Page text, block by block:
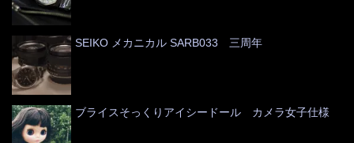
SEIKO メカニカル SARB033 三周年
ブライスそっくりアイシードール カメラ女子仕様